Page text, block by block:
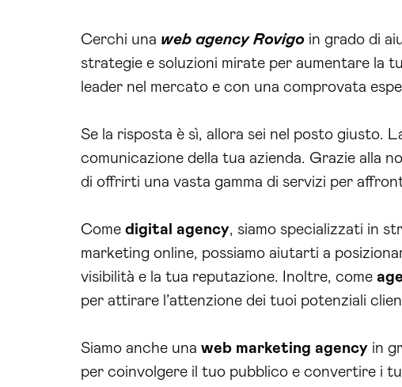
Cerchi una web agency Rovigo in grado di
strategie e soluzioni mirate per aumentare la
leader nel mercato e con una comprovata
Se la risposta è sì, allora sei nel posto giusto.
comunicazione della tua azienda. Grazie alla
di offrirti una vasta gamma di servizi per
Come digital agency, siamo specializzati in
marketing online, possiamo aiutarti a
visibilità e la tua reputazione. Inoltre, come
per attirare l’attenzione dei tuoi potenziali
Siamo anche una web marketing agency in
per coinvolgere il tuo pubblico e convertire i